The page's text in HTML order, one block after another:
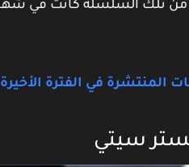
المنتشرة في الفترة الأخيرة
سيتي